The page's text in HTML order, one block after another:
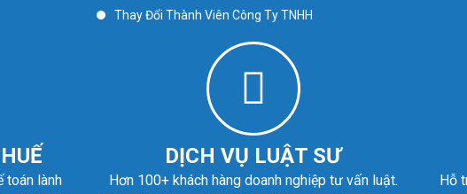
Thay Đổi Thành Viên Công Ty TNHH
toán lành
DỊCH VỤ LUẬT SƯ
Hơn 100+ khách hàng doanh nghiệp tư vấn luật.
Hỗ